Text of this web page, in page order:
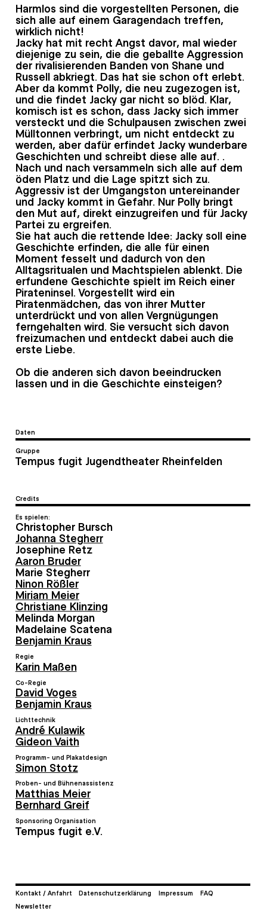
Harmlos sind die vorgestellten Personen, die
sich alle auf einem Garagendach treffen,
wirklich nicht!
Jacky hat mit recht Angst davor, mal wieder
diejenige zu sein, die die geballte Aggression
der rivalisierenden Banden von Shane und
Russell abkriegt. Das hat sie schon oft erlebt.
Aber da kommt Polly, die neu zugezogen ist,
und die findet Jacky gar nicht so blöd. Klar,
komisch ist es schon, dass Jacky sich immer
versteckt und die Schulpausen zwischen zwei
Mülltonnen verbringt, um nicht entdeckt zu
werden, aber dafür erfindet Jacky wunderbare
Geschichten und schreibt diese alle auf. .
Nach und nach versammeln sich alle auf dem
öden Platz und die Lage spitzt sich zu.
Aggressiv ist der Umgangston untereinander
und Jacky kommt in Gefahr. Nur Polly bringt
den Mut auf, direkt einzugreifen und für Jacky
Partei zu ergreifen.
Sie hat auch die rettende Idee: Jacky soll eine
Geschichte erfinden, die alle für einen
Moment fesselt und dadurch von den
Alltagsritualen und Machtspielen ablenkt. Die
erfundene Geschichte spielt im Reich einer
Pirateninsel. Vorgestellt wird ein
Piratenmädchen, das von ihrer Mutter
unterdrückt und von allen Vergnügungen
ferngehalten wird. Sie versucht sich davon
freizumachen und entdeckt dabei auch die
erste Liebe.
Ob die anderen sich davon beeindrucken
lassen und in die Geschichte einsteigen?
Daten
Gruppe
Tempus fugit Jugendtheater Rheinfelden
Credits
Es spielen:
Christopher Bursch
Johanna Stegherr
Josephine Retz
Aaron Bruder
Marie Stegherr
Ninon Rößler
Miriam Meier
Christiane Klinzing
Melinda Morgan
Madelaine Scatena
Benjamin Kraus
Regie
Karin Maßen
Co-Regie
David Voges
Benjamin Kraus
Lichttechnik
André Kulawik
Gideon Vaith
Programm- und Plakatdesign
Simon Stotz
Proben- und Bühnenassistenz
Matthias Meier
Bernhard Greif
Sponsoring Organisation
Tempus fugit e.V.
Kontakt / Anfahrt Datenschutzerklärung Impressum
FAQ
Newsletter